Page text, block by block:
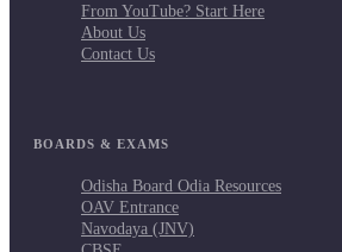
From YouTube? Start Here
About Us
Contact Us
BOARDS & EXAMS
Odisha Board Odia Resources
OAV Entrance
Navodaya (JNV)